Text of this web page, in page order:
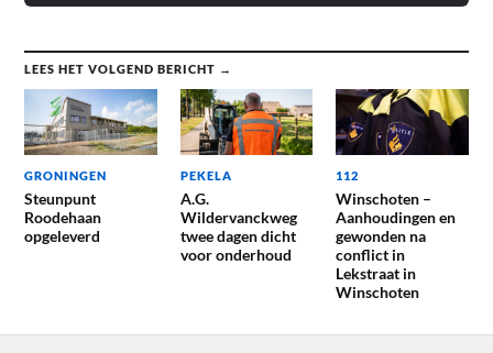
LEES HET VOLGEND BERICHT →
GRONINGEN
Steunpunt
Roodehaan
opgeleverd
PEKELA
A.G.
Wildervanckweg
twee dagen dicht
voor onderhoud
112
Winschoten –
Aanhoudingen en
gewonden na
conflict in
Lekstraat in
Winschoten